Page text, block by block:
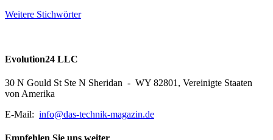
Weitere Stichwörter
Evolution24 LLC
30 N Gould St Ste N Sheridan - WY 82801, Vereinigte Staaten
von Amerika
E-Mail: info@das-technik-magazin.de